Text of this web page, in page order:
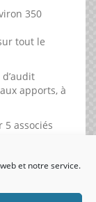
et notre service.
350
tout le
apports, à
5 associés